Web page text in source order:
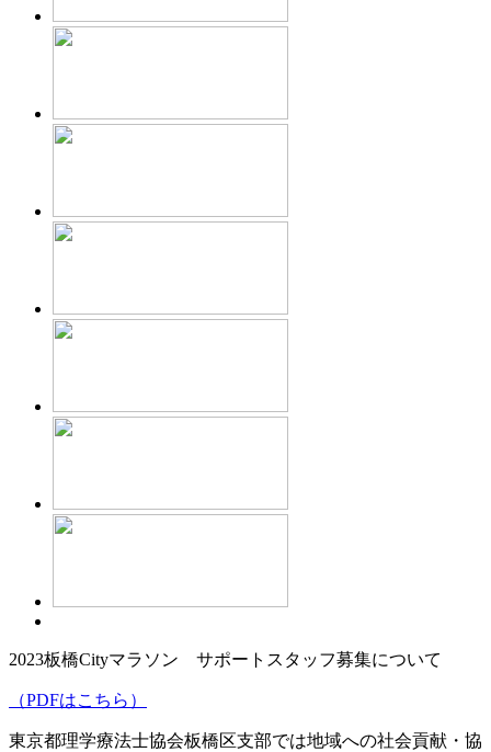
2023板橋Cityマラソン サポートスタッフ募集について
（PDFはこちら）
東京都理学療法士協会板橋区支部では地域への社会貢献・協